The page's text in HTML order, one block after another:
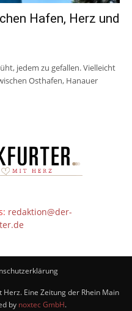
Hafen, Herz und
jedem zu gefallen. Vielleicht
Osthafen, Hanauer
redaktion@der-
Eine Zeitung der Rhein Main
by noxtec GmbH.